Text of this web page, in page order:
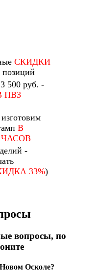
СКИДКИ
позиций
500 руб. -
ПВЗ
В
ЧАСОВ
-
33%)
вопросы, по
Осколе?